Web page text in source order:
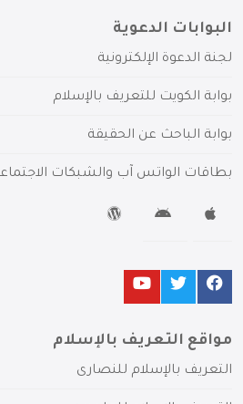
البوابات الدعوية
لجنة الدعوة الإلكترونية
بوابة الكويت للتعريف بالإسلام
بوابة الباحث عن الحقيقة
بطاقات الواتس آب والشبكات
مواقع التعريف بالإسلام
التعريف بالإسلام للنصارى